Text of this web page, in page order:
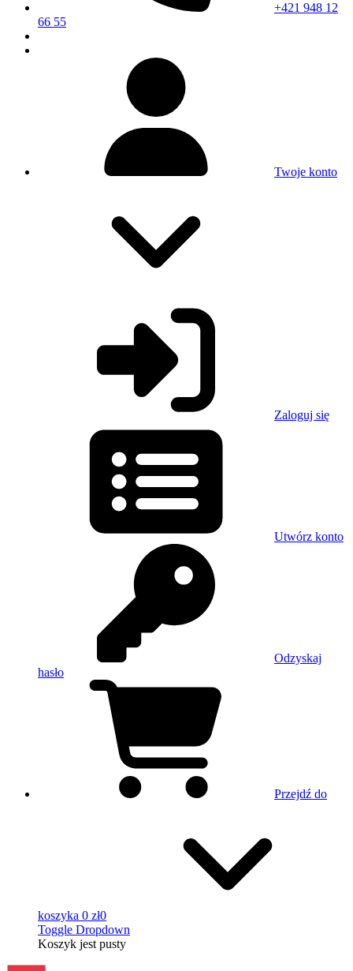
+421 948 12
66 55
Twoje konto
Zaloguj się
Utwórz konto
Odzyskaj
hasło
Przejdź do
koszyka 0 zł0
Toggle Dropdown
Koszyk jest pusty